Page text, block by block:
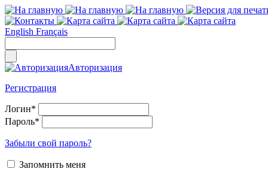
English Français
Авторизация
Регистрация
Логин*
Пароль*
Забыли свой пароль?
Запомнить меня